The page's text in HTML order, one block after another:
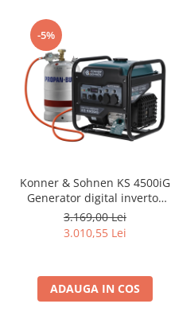
-5%
Konner & Sohnen KS 4500iG
Generator digital invertor
4.5kW, monofazat,
GPL/benzina
3.169,00 Lei
3.010,55 Lei
ADAUGA IN COS